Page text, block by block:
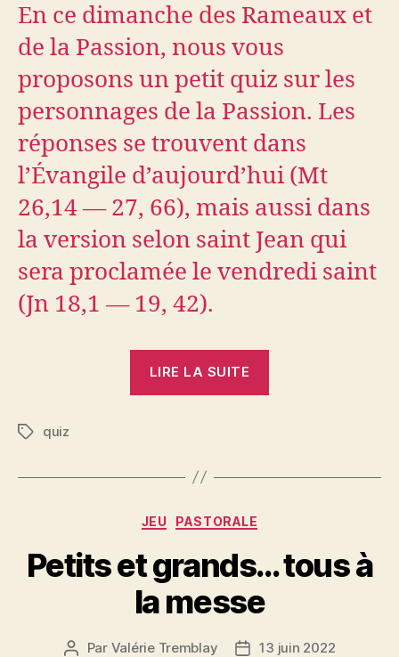
En ce dimanche des Rameaux et
de la Passion, nous vous
proposons un petit quiz sur les
personnages de la Passion. Les
réponses se trouvent dans
l’Évangile d’aujourd’hui (Mt
26,14 — 27, 66), mais aussi dans
la version selon saint Jean qui
sera proclamée le vendredi saint
(Jn 18,1 — 19, 42).
LIRE LA SUITE
Étiquettes
quiz
Catégories
JEU PASTORALE
Petits et grands… tous à
la messe
Auteur
Par Valérie Tremblay
Date13 juin 2022